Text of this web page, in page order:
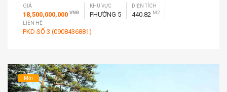
GIÁ
18,500,000,000 VNĐ
KHU VỰC
PHƯỜNG 5
DIỆN TÍCH
440.82 M2
LIÊN HỆ
PKD SỐ 3 (0908436881)
Mới